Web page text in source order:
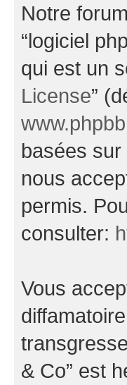
Notre
“logiciel
qui est un
License”
basées sur
nous
permis.
consulter:
Vous
& Co” est